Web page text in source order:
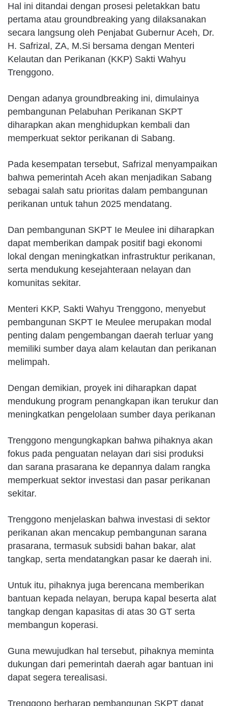
Hal ini ditandai dengan prosesi peletakkan batu
pertama atau groundbreaking yang dilaksanakan
secara langsung oleh Penjabat Gubernur Aceh, Dr.
H. Safrizal, ZA, M.Si bersama dengan Menteri
Kelautan dan Perikanan (KKP) Sakti Wahyu
Trenggono.
Dengan adanya groundbreaking ini, dimulainya
pembangunan Pelabuhan Perikanan SKPT
diharapkan akan menghidupkan kembali dan
memperkuat sektor perikanan di Sabang.
Pada kesempatan tersebut, Safrizal menyampaikan
bahwa pemerintah Aceh akan menjadikan Sabang
sebagai salah satu prioritas dalam pembangunan
perikanan untuk tahun 2025 mendatang.
Dan pembangunan SKPT Ie Meulee ini diharapkan
dapat memberikan dampak positif bagi ekonomi
lokal dengan meningkatkan infrastruktur perikanan,
serta mendukung kesejahteraan nelayan dan
komunitas sekitar.
Menteri KKP, Sakti Wahyu Trenggono, menyebut
pembangunan SKPT Ie Meulee merupakan modal
penting dalam pengembangan daerah terluar yang
memiliki sumber daya alam kelautan dan perikanan
melimpah.
Dengan demikian, proyek ini diharapkan dapat
mendukung program penangkapan ikan terukur dan
meningkatkan pengelolaan sumber daya perikanan
Trenggono mengungkapkan bahwa pihaknya akan
fokus pada penguatan nelayan dari sisi produksi
dan sarana prasarana ke depannya dalam rangka
memperkuat sektor investasi dan pasar perikanan
sekitar.
Trenggono menjelaskan bahwa investasi di sektor
perikanan akan mencakup pembangunan sarana
prasarana, termasuk subsidi bahan bakar, alat
tangkap, serta mendatangkan pasar ke daerah ini.
Untuk itu, pihaknya juga berencana memberikan
bantuan kepada nelayan, berupa kapal beserta alat
tangkap dengan kapasitas di atas 30 GT serta
membangun koperasi.
Guna mewujudkan hal tersebut, pihaknya meminta
dukungan dari pemerintah daerah agar bantuan ini
dapat segera terealisasi.
Trenggono berharap pembangunan SKPT dapat